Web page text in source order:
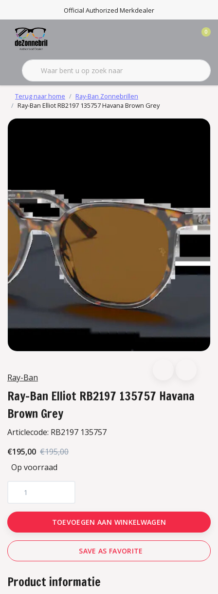
Official Authorized Merkdealer
0
Terug naar home
Ray-Ban Zonnebrillen
Ray-Ban Elliot RB2197 135757 Havana Brown Grey
Ray-Ban
Ray-Ban Elliot RB2197 135757 Havana
Brown Grey
Articlecode: RB2197 135757
€195,00 €195,00
Op voorraad
TOEVOEGEN AAN WINKELWAGEN
SAVE AS FAVORITE
Product informatie